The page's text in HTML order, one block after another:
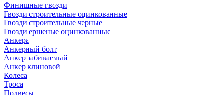
Финишные гвозди
Гвозди строительные оцинкованные
Гвозди строительные черные
Гвозди ершеные оцинкованные
Анкера
Анкерный болт
Анкер забиваемый
Анкер клиновой
Колеса
Троса
Подвесы